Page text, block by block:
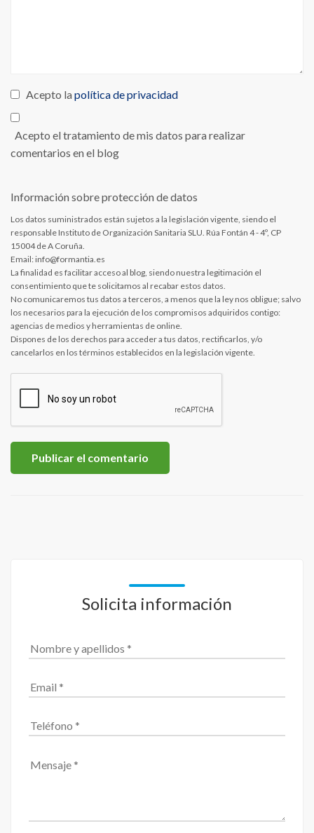
Acepto la política de privacidad
Acepto el tratamiento de mis datos para realizar
comentarios en el blog
Información sobre protección de datos
Los datos suministrados están sujetos a la legislación vigente, siendo el
responsable Instituto de Organización Sanitaria SLU. Rúa Fontán 4 - 4º, CP
15004 de A Coruña.
Email: info@formantia.es
La finalidad es facilitar acceso al blog, siendo nuestra legitimación el
consentimiento que te solicitamos al recabar estos datos.
No comunicaremos tus datos a terceros, a menos que la ley nos obligue; salvo
los necesarios para la ejecución de los compromisos adquiridos contigo:
agencias de medios y herramientas de online.
Dispones de los derechos para acceder a tus datos, rectificarlos, y/o
cancelarlos en los términos establecidos en la legislación vigente.
Solicita información